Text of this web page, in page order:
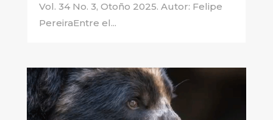
Vol. 34 No. 3, Otoño 2025. Autor: Felipe
PereiraEntre el...